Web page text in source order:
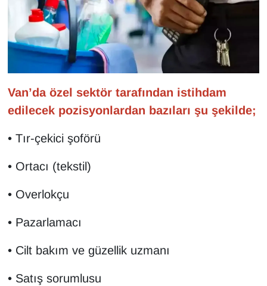
Van’da özel sektör tarafından istihdam
edilecek pozisyonlardan bazıları şu şekilde;
• Tır-çekici şoförü
• Ortacı (tekstil)
• Overlokçu
• Pazarlamacı
• Cilt bakım ve güzellik uzmanı
• Satış sorumlusu
Resmi İlanlar
RÖPORTAJ
Seri İlan
Sinema - TV
SİYASET
SPOR